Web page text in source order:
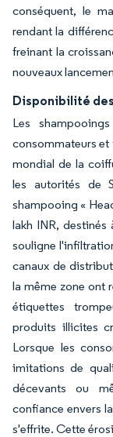
conséquent, le
rendant la
freinant la
nouveaux
Disponibilité
Les
consommateurs et
mondial de la
les autorités de
shampooing «
lakh INR,
souligne
canaux de
la même zone ont
étiquettes
produits illicites
Lorsque les
imitations de
décevants ou
confiance envers
s'effrite. Cette